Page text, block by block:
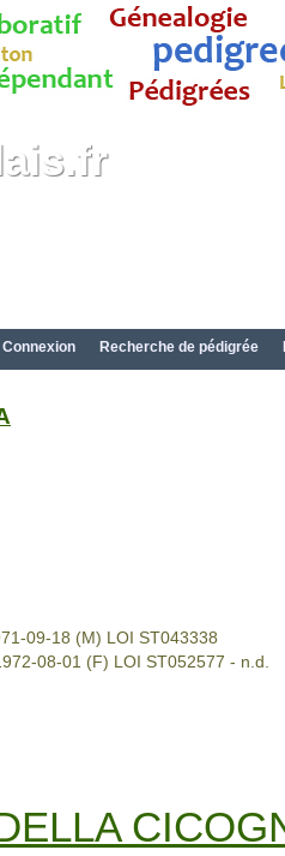
Connexion Recherche de pédigrée
09-18 (M) LOI ST043338
08-01 (F) LOI ST052577 - n.d.